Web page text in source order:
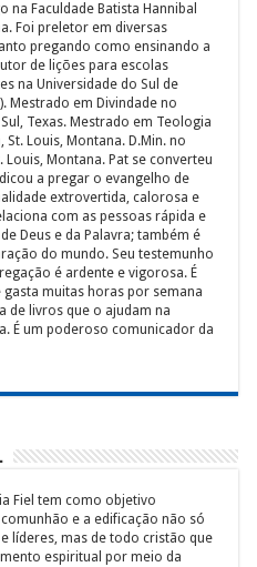
na Faculdade Batista Hannibal
Foi preletor em diversas
pregando como ensinando a
de lições para escolas
na Universidade do Sul de
Mestrado em Divindade no
Texas. Mestrado em Teologia
Louis, Montana. D.Min. no
Montana. Pat se converteu
a pregar o evangelho de
extrovertida, calorosa e
com as pessoas rápida e
Deus e da Palavra; também é
do mundo. Seu testemunho
é ardente e vigorosa. É
muitas horas por semana
de livros que o ajudam na
É um poderoso comunicador da
Fiel tem como objetivo
e a edificação não só
líderes, mas de todo cristão que
espiritual por meio da